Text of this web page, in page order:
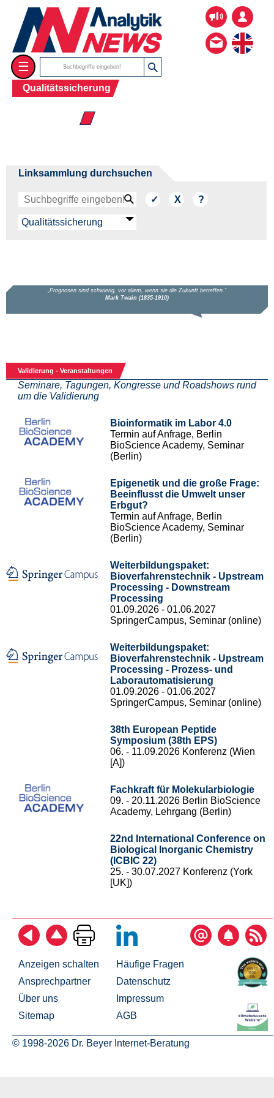
☰
Qualitätssicherung
☰ Validierung
Linksammlung durchsuchen
Validierung - Veranstaltungen
Seminare, Tagungen, Kongresse und Roadshows rund
um die Validierung
Bioinformatik im Labor 4.0
Termin auf Anfrage, Berlin
BioScience Academy, Seminar
(Berlin)
Epigenetik und die große Frage:
Beeinflusst die Umwelt unser
Erbgut?
Termin auf Anfrage, Berlin
BioScience Academy, Seminar
(Berlin)
Weiterbildungspaket:
Bioverfahrenstechnik - Upstream
Processing - Downstream
Processing
01.09.2026 - 01.06.2027
SpringerCampus, Seminar (online)
Weiterbildungspaket:
Bioverfahrenstechnik - Upstream
Processing - Prozess- und
Laborautomatisierung
01.09.2026 - 01.06.2027
SpringerCampus, Seminar (online)
38th European Peptide
Symposium (38th EPS)
06. - 11.09.2026 Konferenz (Wien
[A])
Fachkraft für Molekularbiologie
09. - 20.11.2026 Berlin BioScience
Academy, Lehrgang (Berlin)
22nd International Conference on
Biological Inorganic Chemistry
(ICBIC 22)
25. - 30.07.2027 Konferenz (York
[UK])
Anzeigen schalten
Ansprechpartner
Über uns
Sitemap
Häufige Fragen
Datenschutz
Impressum
AGB
© 1998-2026 Dr. Beyer Internet-Beratung